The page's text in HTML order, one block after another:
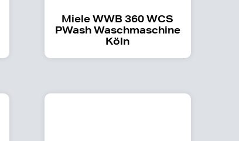
Miele WWB 360 WCS
PWash Waschmaschine
Köln